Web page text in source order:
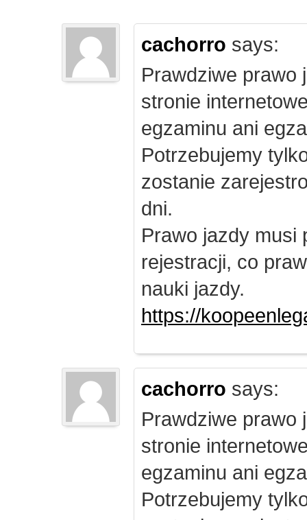
cachorro says:
Prawdziwe prawo
stronie
egzaminu ani
Potrzebujemy
zostanie
dni.
Prawo jazdy musi
rejestracji, co
nauki jazdy.
https://
cachorro says:
Prawdziwe prawo
stronie
egzaminu ani
Potrzebujemy